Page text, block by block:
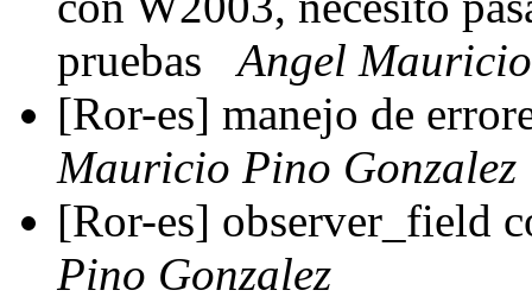
pruebas
Angel
[Ror-es] manejo de
Mauricio Pino Gonzalez
[Ror-es] observer_field
Pino Gonzalez